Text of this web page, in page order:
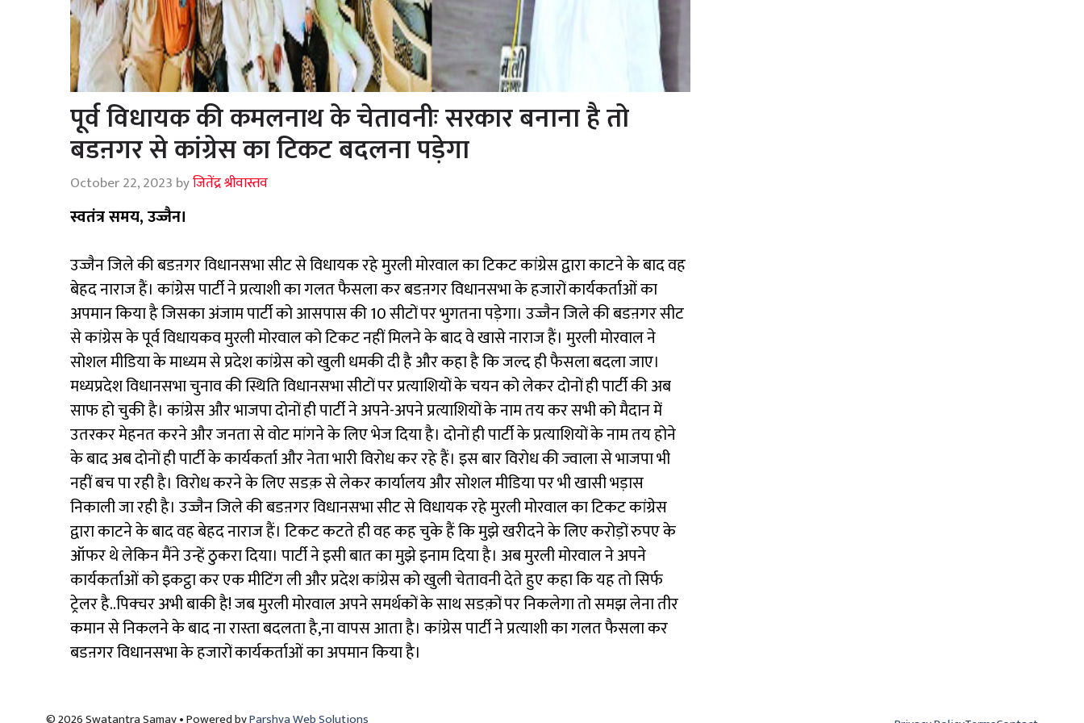
पूर्व विधायक की कमलनाथ के चेतावनीः सरकार बनाना है तो
बडऩगर से कांग्रेस का टिकट बदलना पड़ेगा
October 22, 2023 byजितेंद्र श्रीवास्तव
स्वतंत्र समय, उज्जैन।
उज्जैन जिले की बडऩगर विधानसभा सीट से विधायक रहे मुरली मोरवाल का टिकट कांग्रेस द्वारा काटने के बाद वह
बेहद नाराज हैं। कांग्रेस पार्टी ने प्रत्याशी का गलत फैसला कर बडऩगर विधानसभा के हजारों कार्यकर्ताओं का
अपमान किया है जिसका अंजाम पार्टी को आसपास की 10 सीटों पर भुगतना पड़ेगा। उज्जैन जिले की बडऩगर सीट
से कांग्रेस के पूर्व विधायकव मुरली मोरवाल को टिकट नहीं मिलने के बाद वे खासे नाराज हैं। मुरली मोरवाल ने
सोशल मीडिया के माध्यम से प्रदेश कांग्रेस को खुली धमकी दी है और कहा है कि जल्द ही फैसला बदला जाए।
मध्यप्रदेश विधानसभा चुनाव की स्थिति विधानसभा सीटों पर प्रत्याशियों के चयन को लेकर दोनों ही पार्टी की अब
साफ हो चुकी है। कांग्रेस और भाजपा दोनों ही पार्टी ने अपने-अपने प्रत्याशियों के नाम तय कर सभी को मैदान में
उतरकर मेहनत करने और जनता से वोट मांगने के लिए भेज दिया है। दोनों ही पार्टी के प्रत्याशियों के नाम तय होने
के बाद अब दोनों ही पार्टी के कार्यकर्ता और नेता भारी विरोध कर रहे हैं। इस बार विरोध की ज्वाला से भाजपा भी
नहीं बच पा रही है। विरोध करने के लिए सडक़ से लेकर कार्यालय और सोशल मीडिया पर भी खासी भड़ास
निकाली जा रही है। उज्जैन जिले की बडऩगर विधानसभा सीट से विधायक रहे मुरली मोरवाल का टिकट कांग्रेस
द्वारा काटने के बाद वह बेहद नाराज हैं। टिकट कटते ही वह कह चुके हैं कि मुझे खरीदने के लिए करोड़ों रुपए के
ऑफर थे लेकिन मैंने उन्हें ठुकरा दिया। पार्टी ने इसी बात का मुझे इनाम दिया है। अब मुरली मोरवाल ने अपने
कार्यकर्ताओं को इकट्ठा कर एक मीटिंग ली और प्रदेश कांग्रेस को खुली चेतावनी देते हुए कहा कि यह तो सिर्फ
ट्रेलर है..पिक्चर अभी बाकी है! जब मुरली मोरवाल अपने समर्थकों के साथ सडक़ों पर निकलेगा तो समझ लेना तीर
कमान से निकलने के बाद ना रास्ता बदलता है,ना वापस आता है। कांग्रेस पार्टी ने प्रत्याशी का गलत फैसला कर
बडऩगर विधानसभा के हजारों कार्यकर्ताओं का अपमान किया है।